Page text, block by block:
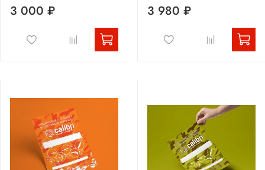
3 000 ₽ 3 980 ₽